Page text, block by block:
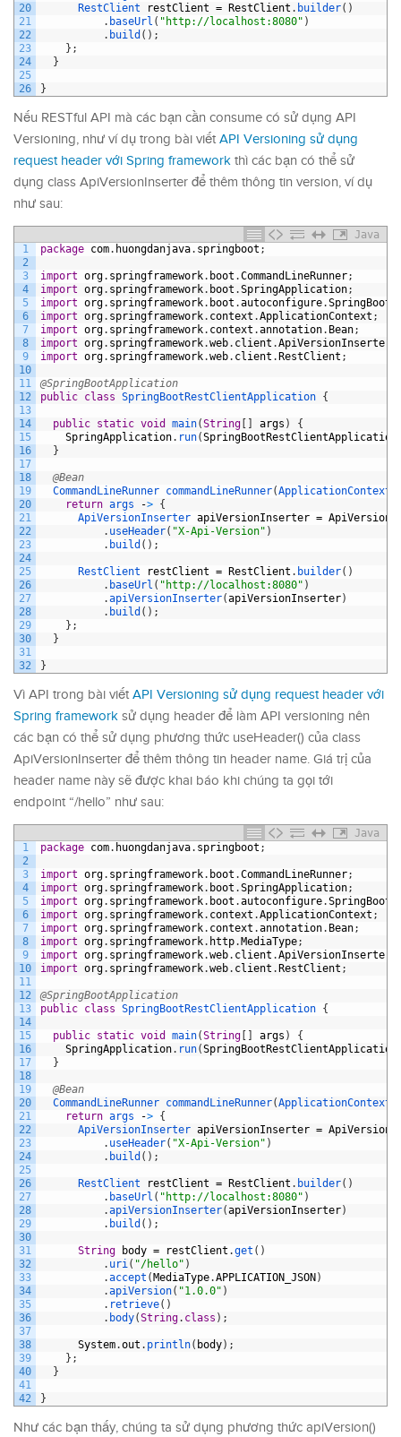
20
21
22
23
24
25
26
RestClient
restClient = RestClient . builder( )
. baseUrl ( "http://localhost:8080" )
. build ( ) ;
} ;
}
}
Nếu RESTful API mà các bạn cần consume có sử dụng API
Versioning, như ví dụ trong bài viết API Versioning sử dụng
request header với Spring framework thì các bạn có thể sử
dụng class ApiVersionInserter để thêm thông tin version, ví dụ
như sau:
Java
1
2
3
4
5
6
7
8
9
10
11
12
13
14
15
16
17
18
19
20
21
22
23
24
25
26
27
28
29
30
31
32
package com. huongdanjava. springboot ;
import org. springframework. boot .CommandLineRunner;
import org. springframework. boot .SpringApplication;
import org. springframework. boot .autoconfigure.
import org. springframework. context .ApplicationContext ;
import org. springframework. context .annotation. Bean;
import org. springframework.web. client .ApiVersionInserter
import org. springframework.web. client .RestClient ;
@SpringBootApplication
public class SpringBootRestClientApplication {
public static void main(String [ ] args )
{
SpringApplication. run(SpringBootRestClientApplication
}
@Bean
CommandLineRunner commandLineRunner(ApplicationContext
return args -> {
ApiVersionInserter apiVersionInserter =
. useHeader( "X-Api-Version" )
. build ( ) ;
RestClient restClient = RestClient . builder( )
. baseUrl ( "http://localhost:8080" )
.apiVersionInserter(apiVersionInserter)
. build ( ) ;
} ;
}
}
Vì API trong bài viết API Versioning sử dụng request header với
Spring framework sử dụng header để làm API versioning nên
các bạn có thể sử dụng phương thức useHeader() của class
ApiVersionInserter để thêm thông tin header name. Giá trị của
header name này sẽ được khai báo khi chúng ta gọi tới
endpoint “/hello” như sau:
Java
1
2
3
4
5
6
7
8
9
10
11
12
13
14
15
16
17
18
19
20
21
22
23
24
25
26
27
28
29
30
31
32
33
34
35
36
37
38
39
40
41
42
package com. huongdanjava. springboot ;
import org. springframework. boot .CommandLineRunner;
import org. springframework. boot .SpringApplication;
import org. springframework. boot .autoconfigure.
import org. springframework. context .ApplicationContext ;
import org. springframework. context .annotation. Bean;
import org. springframework. http.MediaType;
import org. springframework.web. client .ApiVersionInserter
import org. springframework.web. client .RestClient ;
@SpringBootApplication
public class SpringBootRestClientApplication {
public static void main(String [ ] args )
{
SpringApplication. run(SpringBootRestClientApplication
}
@Bean
CommandLineRunner commandLineRunner(ApplicationContext
return args -> {
ApiVersionInserter apiVersionInserter =
. useHeader( "X-Api-Version" )
. build ( ) ;
RestClient restClient = RestClient . builder( )
. baseUrl ( "http://localhost:8080" )
.apiVersionInserter(apiVersionInserter)
. build ( ) ;
String body = restClient .get ( )
. uri ( "/hello" )
.accept (MediaType.APPLICATION_JSON)
.apiVersion( "1.0.0" )
. retrieve( )
. body(String. class ) ;
System.out . println( body) ;
} ;
}
}
Như các bạn thấy, chúng ta sử dụng phương thức apiVersion()